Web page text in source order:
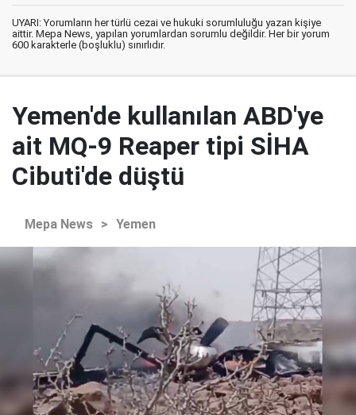
UYARI: Yorumların her türlü cezai ve hukuki sorumluluğu yazan kişiye
aittir. Mepa News, yapılan yorumlardan sorumlu değildir. Her bir yorum
600 karakterle (boşluklu) sınırlıdır.
Yemen'de kullanılan ABD'ye
ait MQ-9 Reaper tipi SİHA
Cibuti'de düştü
Mepa News > Yemen